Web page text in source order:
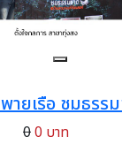
ายเรือ ชมธรร
00 บาท